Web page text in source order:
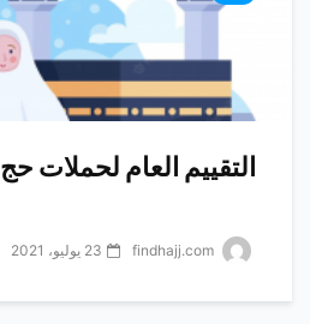
التقييم العام لحملات حج 1442 هـ
23 يوليو، 2021